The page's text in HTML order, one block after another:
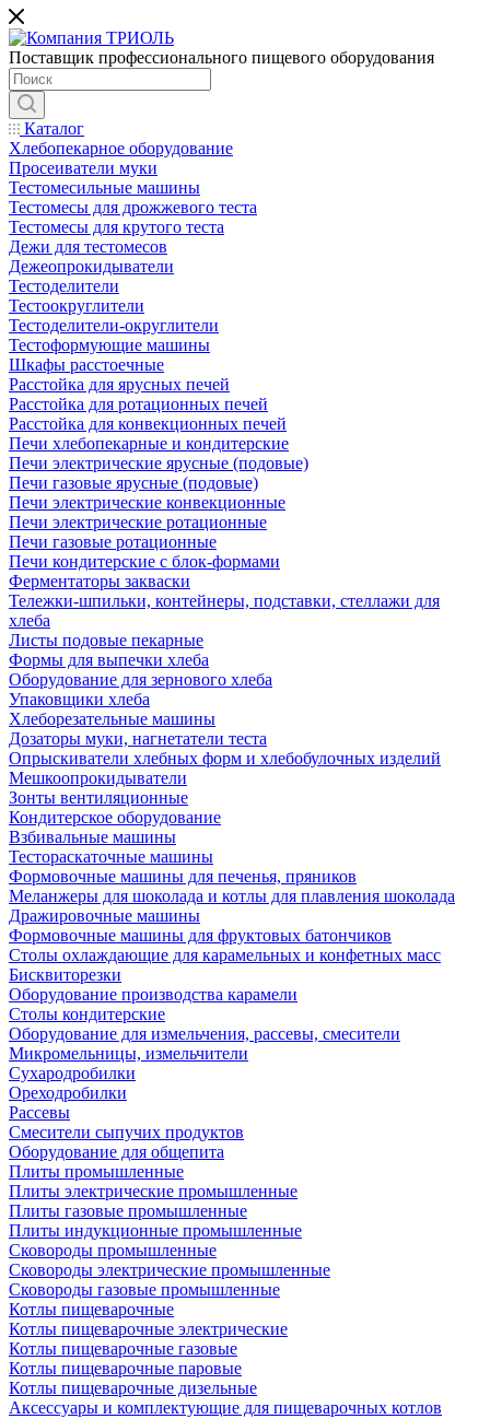
Поставщик профессионального пищевого оборудования
Каталог
Хлебопекарное оборудование
Просеиватели муки
Тестомесильные машины
Тестомесы для дрожжевого теста
Тестомесы для крутого теста
Дежи для тестомесов
Дежеопрокидыватели
Тестоделители
Тестоокруглители
Тестоделители-округлители
Тестоформующие машины
Шкафы расстоечные
Расстойка для ярусных печей
Расстойка для ротационных печей
Расстойка для конвекционных печей
Печи хлебопекарные и кондитерские
Печи электрические ярусные (подовые)
Печи газовые ярусные (подовые)
Печи электрические конвекционные
Печи электрические ротационные
Печи газовые ротационные
Печи кондитерские с блок-формами
Ферментаторы закваски
Тележки-шпильки, контейнеры, подставки, стеллажи для
хлеба
Листы подовые пекарные
Формы для выпечки хлеба
Оборудование для зернового хлеба
Упаковщики хлеба
Хлеборезательные машины
Дозаторы муки, нагнетатели теста
Опрыскиватели хлебных форм и хлебобулочных изделий
Мешкоопрокидыватели
Зонты вентиляционные
Кондитерское оборудование
Взбивальные машины
Тестораскаточные машины
Формовочные машины для печенья, пряников
Меланжеры для шоколада и котлы для плавления шоколада
Дражировочные машины
Формовочные машины для фруктовых батончиков
Столы охлаждающие для карамельных и конфетных масс
Бисквиторезки
Оборудование производства карамели
Столы кондитерские
Оборудование для измельчения, рассевы, смесители
Микромельницы, измельчители
Сухародробилки
Ореходробилки
Рассевы
Смесители сыпучих продуктов
Оборудование для общепита
Плиты промышленные
Плиты электрические промышленные
Плиты газовые промышленные
Плиты индукционные промышленные
Сковороды промышленные
Сковороды электрические промышленные
Сковороды газовые промышленные
Котлы пищеварочные
Котлы пищеварочные электрические
Котлы пищеварочные газовые
Котлы пищеварочные паровые
Котлы пищеварочные дизельные
Аксессуары и комплектующие для пищеварочных котлов